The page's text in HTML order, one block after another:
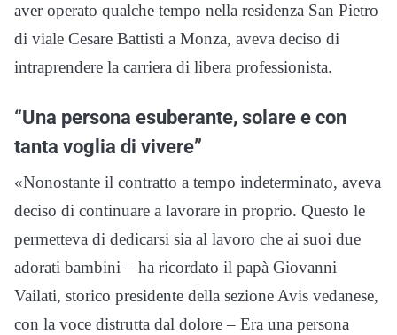
aver operato qualche tempo nella residenza San Pietro
di viale Cesare Battisti a Monza, aveva deciso di
intraprendere la carriera di libera professionista.
“Una persona esuberante, solare e con
tanta voglia di vivere”
«Nonostante il contratto a tempo indeterminato, aveva
deciso di continuare a lavorare in proprio. Questo le
permetteva di dedicarsi sia al lavoro che ai suoi due
adorati bambini – ha ricordato il papà Giovanni
Vailati, storico presidente della sezione Avis vedanese,
con la voce distrutta dal dolore – Era una persona